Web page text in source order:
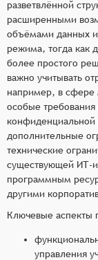
разветвлённой
расширенными
объёмами данных и
режима, тогда как
более простого
важно учитывать
например, в сфере
особые
дополнительные
технические
существующей ИТ-
программным
другими
Ключевые аспекты
управления